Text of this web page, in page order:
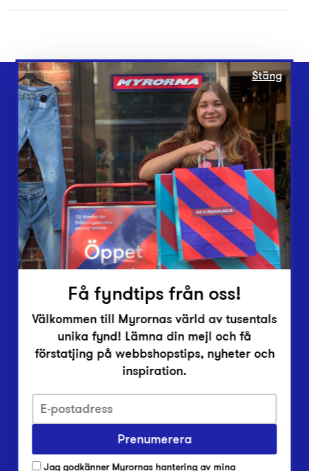
Webbshop
Butiker
Lämna in
Vårt överskott
Inlämningsplatser
Om Myrorna
Lediga jobb
Pressrum
Integritetsskyddspolicy
Har du frågor om onlineköp, leverans eller retur?
Stäng
Få fyndtips från oss!
Välkommen till Myrornas värld av tusentals
unika fynd! Lämna din mejl och få
förstatjing på webbshopstips, nyheter och
inspiration.
Prenumerera
Jag godkänner Myrornas hantering av mina